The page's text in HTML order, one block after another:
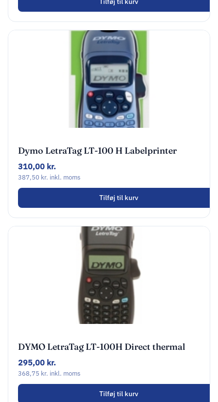
Dymo LetraTag LT-100 H Labelprinter
310,00 kr.
387,50 kr. inkl. moms
Tilføj til kurv
DYMO LetraTag LT-100H Direct thermal
Sort
295,00 kr.
368,75 kr. inkl. moms
Tilføj til kurv